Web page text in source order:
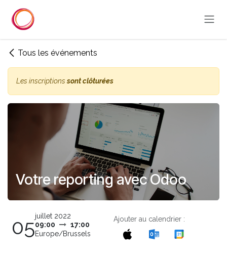
Tous les événements
Les inscriptionssont clôturées
Votre reporting avec Odoo
05juillet 2022
09:00
17:00
Europe/Brussels
Ajouter au calendrier :